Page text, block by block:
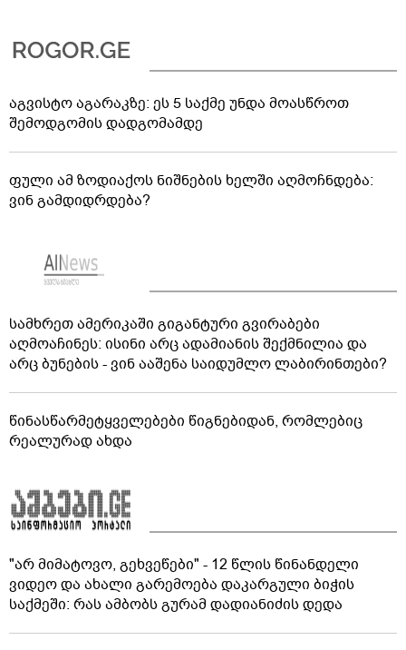
აგვისტო აგარაკზე: ეს 5 საქმე უნდა მოასწროთ
შემოდგომის დადგომამდე
ფული ამ ზოდიაქოს ნიშნების ხელში აღმოჩნდება:
ვინ გამდიდრდება?
სამხრეთ ამერიკაში გიგანტური გვირაბები
აღმოაჩინეს: ისინი არც ადამიანის შექმნილია და
არც ბუნების - ვინ ააშენა საიდუმლო ლაბირინთები?
წინასწარმეტყველებები წიგნებიდან, რომლებიც
რეალურად ახდა
"არ მიმატოვო, გეხვეწები" - 12 წლის წინანდელი
ვიდეო და ახალი გარემოება დაკარგული ბიჭის
საქმეში: რას ამბობს გურამ დადიანიძის დედა